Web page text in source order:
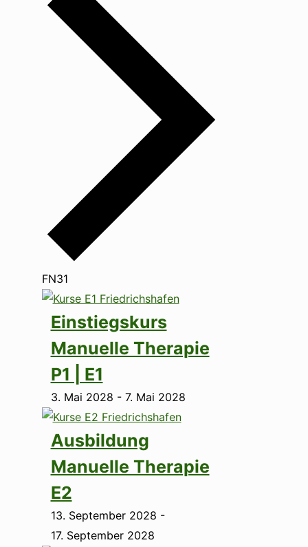
FN31
Kurse
Ansichten-
Navigation
Veranstaltung
Ansichten-
Navigation
List
of
events
in
Photo
View
Einstiegskurs
Manuelle Therapie
P1 | E1
3. Mai 2028 - 7. Mai 2028
Ausbildung
Manuelle Therapie
E2
13. September 2028 -
17. September 2028